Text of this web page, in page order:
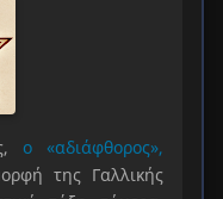
ο «αδιάφθορος»,
της Γαλλικής